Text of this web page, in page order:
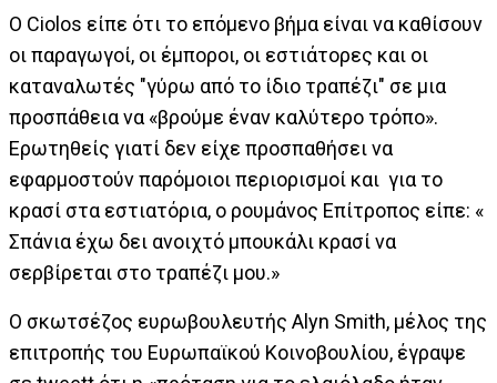
Ο Ciolos είπε ότι το επόμενο βήμα είναι να καθίσουν
οι παραγωγοί, οι έμποροι, οι εστιάτορες και οι
καταναλωτές "γύρω από το ίδιο τραπέζι" σε μια
προσπάθεια να «βρούμε έναν καλύτερο τρόπο».
Ερωτηθείς γιατί δεν είχε προσπαθήσει να
εφαρμοστούν παρόμοιοι περιορισμοί και για το
κρασί στα εστιατόρια, ο ρουμάνος Επίτροπος είπε: «
Σπάνια έχω δει ανοιχτό μπουκάλι κρασί να
σερβίρεται στο τραπέζι μου.»
Ο σκωτσέζος ευρωβουλευτής Alyn Smith, μέλος της
επιτροπής του Ευρωπαϊκού Κοινοβουλίου, έγραψε